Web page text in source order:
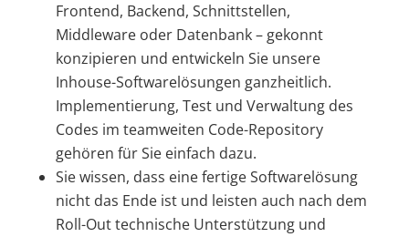
Frontend, Backend, Schnittstellen,
Middleware oder Datenbank – gekonnt
konzipieren und entwickeln Sie unsere
Inhouse-Softwarelösungen ganzheitlich.
Implementierung, Test und Verwaltung des
Codes im teamweiten Code-Repository
gehören für Sie einfach dazu.
Sie wissen, dass eine fertige Softwarelösung
nicht das Ende ist und leisten auch nach dem
Roll-Out technische Unterstützung und